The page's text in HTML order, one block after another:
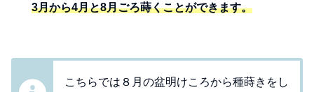
3月から4月と8月ごろ蒔くことができます。
こちらでは８月の盆明けころから種蒔きをし